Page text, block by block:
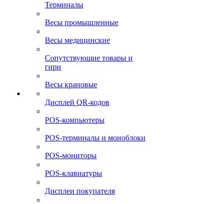
Терминалы
Весы промышленные
Весы медицинские
Сопутствующие товары и
гири
Весы крановые
Дисплей QR-кодов
POS-компьютеры
POS-терминалы и моноблоки
POS-мониторы
POS-клавиатуры
Дисплеи покупателя